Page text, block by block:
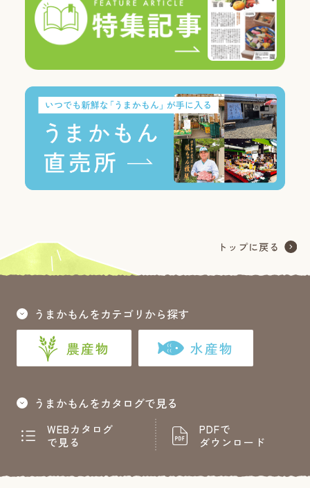
うまかもんをカテゴリから探す
農産物 水産物
うまかもんをカタログで見る
WEBカタログ
で見る
PDFで
ダウンロード